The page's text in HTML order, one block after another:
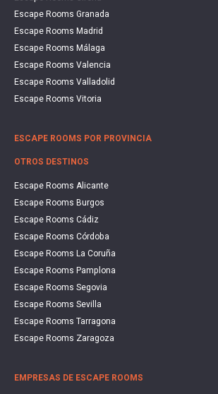
Escape Rooms Granada
Escape Rooms Madrid
Escape Rooms Málaga
Escape Rooms Valencia
Escape Rooms Valladolid
Escape Rooms Vitoria
ESCAPE ROOMS POR PROVINCIA
OTROS DESTINOS
Escape Rooms Alicante
Escape Rooms Burgos
Escape Rooms Cádiz
Escape Rooms Córdoba
Escape Rooms La Coruña
Escape Rooms Pamplona
Escape Rooms Segovia
Escape Rooms Sevilla
Escape Rooms Tarragona
Escape Rooms Zaragoza
EMPRESAS DE ESCAPE ROOMS